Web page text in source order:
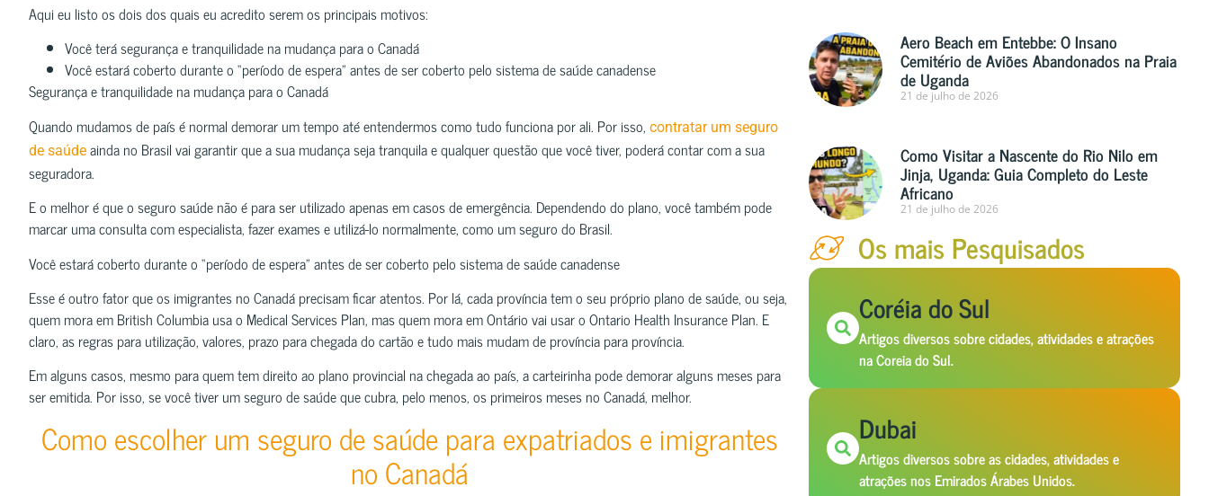
Aqui eu listo os dois dos quais eu acredito serem os principais motivos:
Você terá segurança e tranquilidade na mudança para o Canadá
Você estará coberto durante o “período de espera” antes de ser coberto pelo sistema de saúde canadense
Segurança e tranquilidade na mudança para o Canadá
Quando mudamos de país é normal demorar um tempo até entendermos como tudo funciona por ali. Por isso, contratar um seguro
de saúde ainda no Brasil vai garantir que a sua mudança seja tranquila e qualquer questão que você tiver, poderá contar com a sua
seguradora.
E o melhor é que o seguro saúde não é para ser utilizado apenas em casos de emergência. Dependendo do plano, você também pode
marcar uma consulta com especialista, fazer exames e utilizá-lo normalmente, como um seguro do Brasil.
Você estará coberto durante o “período de espera” antes de ser coberto pelo sistema de saúde canadense
Esse é outro fator que os imigrantes no Canadá precisam ficar atentos. Por lá, cada província tem o seu próprio plano de saúde, ou seja,
quem mora em British Columbia usa o Medical Services Plan, mas quem mora em Ontário vai usar o Ontario Health Insurance Plan. E
claro, as regras para utilização, valores, prazo para chegada do cartão e tudo mais mudam de província para província.
Em alguns casos, mesmo para quem tem direito ao plano provincial na chegada ao país, a carteirinha pode demorar alguns meses para
ser emitida. Por isso, se você tiver um seguro de saúde que cubra, pelo menos, os primeiros meses no Canadá, melhor.
Como escolher um seguro de saúde para expatriados e imigrantes
no Canadá
Aero Beach em Entebbe: O Insano
Cemitério de Aviões Abandonados na Praia
de Uganda
21 de julho de 2026
Como Visitar a Nascente do Rio Nilo em
Jinja, Uganda: Guia Completo do Leste
Africano
21 de julho de 2026
Os mais Pesquisados
Coréia do Sul
Artigos diversos sobre cidades, atividades e atrações
na Coreia do Sul.
Dubai
Artigos diversos sobre as cidades, atividades e
atrações nos Emirados Árabes Unidos.